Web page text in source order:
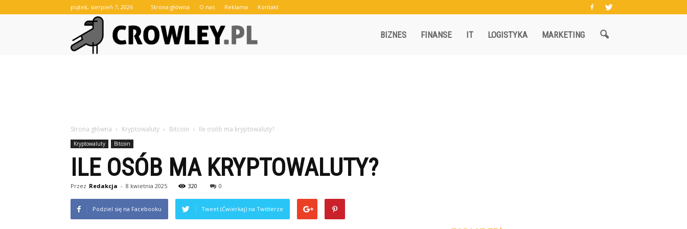
piątek, sierpień 7, 2026 Strona główna O nas Reklama Kontakt
BIZNES FINANSE IT LOGISTYKA MARKETING
Strona główna Kryptowaluty Bitcoin Ile osób ma kryptowaluty?
Kryptowaluty Bitcoin
ILE OSÓB MA KRYPTOWALUTY?
Przez Redakcja - 8 kwietnia 2025 320 0
Podziel się na Facebooku Tweet (Ćwierkaj) na Twitterze